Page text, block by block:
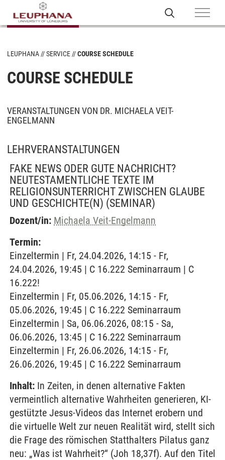
LEUPHANA SERVICE COURSE SCHEDULE
COURSE SCHEDULE
VERANSTALTUNGEN VON DR. MICHAELA VEIT-
ENGELMANN
LEHRVERANSTALTUNGEN
FAKE NEWS ODER GUTE NACHRICHT?
NEUTESTAMENTLICHE TEXTE IM
RELIGIONSUNTERRICHT ZWISCHEN GLAUBE
UND GESCHICHTE(N) (SEMINAR)
Dozent/in: Michaela Veit-Engelmann
Termin:
Einzeltermin | Fr, 24.04.2026, 14:15 - Fr,
24.04.2026, 19:45 | C 16.222 Seminarraum | C
16.222!
Einzeltermin | Fr, 05.06.2026, 14:15 - Fr,
05.06.2026, 19:45 | C 16.222 Seminarraum
Einzeltermin | Sa, 06.06.2026, 08:15 - Sa,
06.06.2026, 13:45 | C 16.222 Seminarraum
Einzeltermin | Fr, 26.06.2026, 14:15 - Fr,
26.06.2026, 19:45 | C 16.222 Seminarraum
Inhalt: In Zeiten, in denen alternative Fakten
vermeintlich alternative Wahrheiten generieren, KI-
gestützte Jesus-Videos das Internet erobern und
die virtuelle Welt zur neuen Realität wird, stellt sich
die Frage des römischen Statthalters Pilatus ganz
neu: „Was ist Wahrheit?“ (Joh 18,37f). Auf den Titel